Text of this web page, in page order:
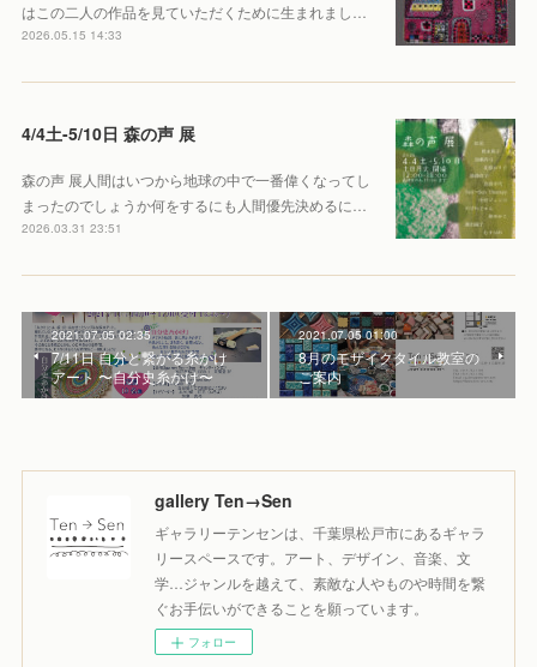
はこの二人の作品を見ていただくために生まれまし…
2026.05.15 14:33
4/4土-5/10日 森の声 展
森の声 展人間はいつから地球の中で一番偉くなってし
まったのでしょうか何をするにも人間優先決めるに…
2026.03.31 23:51
2021.07.05 02:35
7/11日 自分と繋がる糸かけ
アート 〜自分史糸かけ〜
2021.07.05 01:00
8月のモザイクタイル教室の
ご案内
gallery Ten→Sen
ギャラリーテンセンは、千葉県松戸市にあるギャラ
リースペースです。アート、デザイン、音楽、文
学…ジャンルを越えて、素敵な人やものや時間を繋
ぐお手伝いができることを願っています。
フォロー